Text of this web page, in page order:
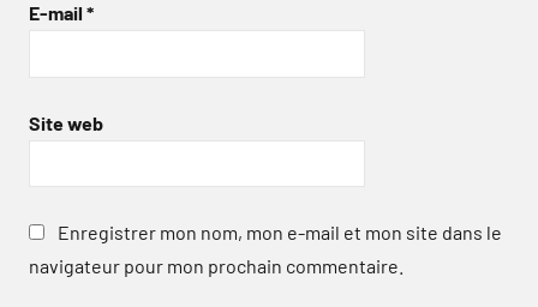
E-mail *
Site web
Enregistrer mon nom, mon e-mail et mon site dans le
navigateur pour mon prochain commentaire.